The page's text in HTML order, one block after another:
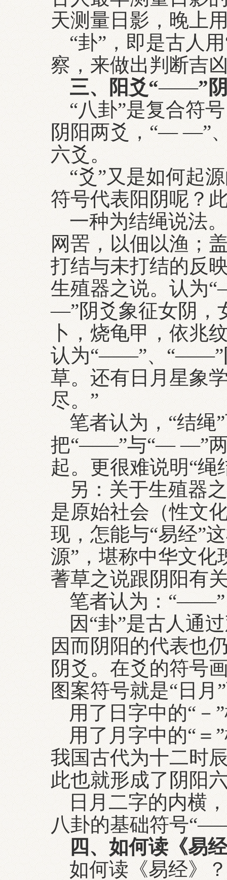
天测量日影，晚上
“卦”，即是古人
察，来做出判断吉
三、阳爻“——”
“八卦”是复合符
阴阳两爻，“— —”
六爻。
“爻”又是如何起
符号代表阳阴呢？
一种为结绳说法
网罟，以佃以渔；
打结与未打结的反
生殖器之说。认为
—”阴爻象征女阴，
卜，烧龟甲，依兆
认为“――”、“——”
草。还有日月星象
尽。”
笔者认为，“结绳
把“——”与“— —”两
起。更很难说明“绳
另：关于生殖器
是原始社会（性文
现，怎能与“易经”
源”，堪称中华文
蓍草之说跟阴阳有
笔者认为：
因“卦”是古人通
因而阴阳的代表也
阴爻。在爻的符号
图案符号就是“日月
用了日字中的“－
用了月字中的“＝
我国古代为十二时
此也就形成了阴阳
日月二字的内横
八卦的基础符号
四、如何读《易
如何读《易经》